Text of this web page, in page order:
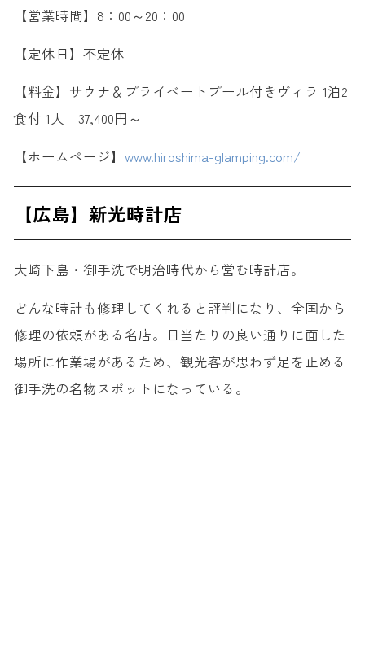
【営業時間】8：00～20：00
【定休日】不定休
【料金】サウナ＆プライベートプール付きヴィラ 1泊2
食付 1人 37,400円～
【ホームページ】 www.hiroshima-glamping.com/
【広島】新光時計店
大崎下島・御手洗で明治時代から営む時計店。
どんな時計も修理してくれると評判になり、全国から
修理の依頼がある名店。日当たりの良い通りに面した
場所に作業場があるため、観光客が思わず足を止める
御手洗の名物スポットになっている。